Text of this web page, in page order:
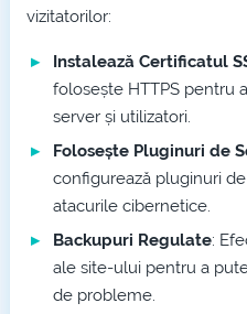
vizitatorilor:
Instalează Certificatul
folosește HTTPS pentru
server și utilizatori.
Folosește Pluginuri de
configurează pluginuri
atacurile cibernetice.
Backupuri Regulate:
ale site-ului pentru a
de probleme.